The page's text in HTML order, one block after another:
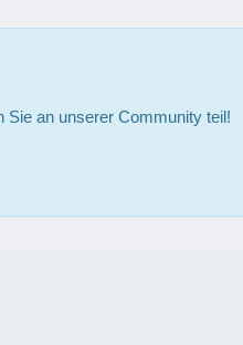
Sie an unserer Community teil!